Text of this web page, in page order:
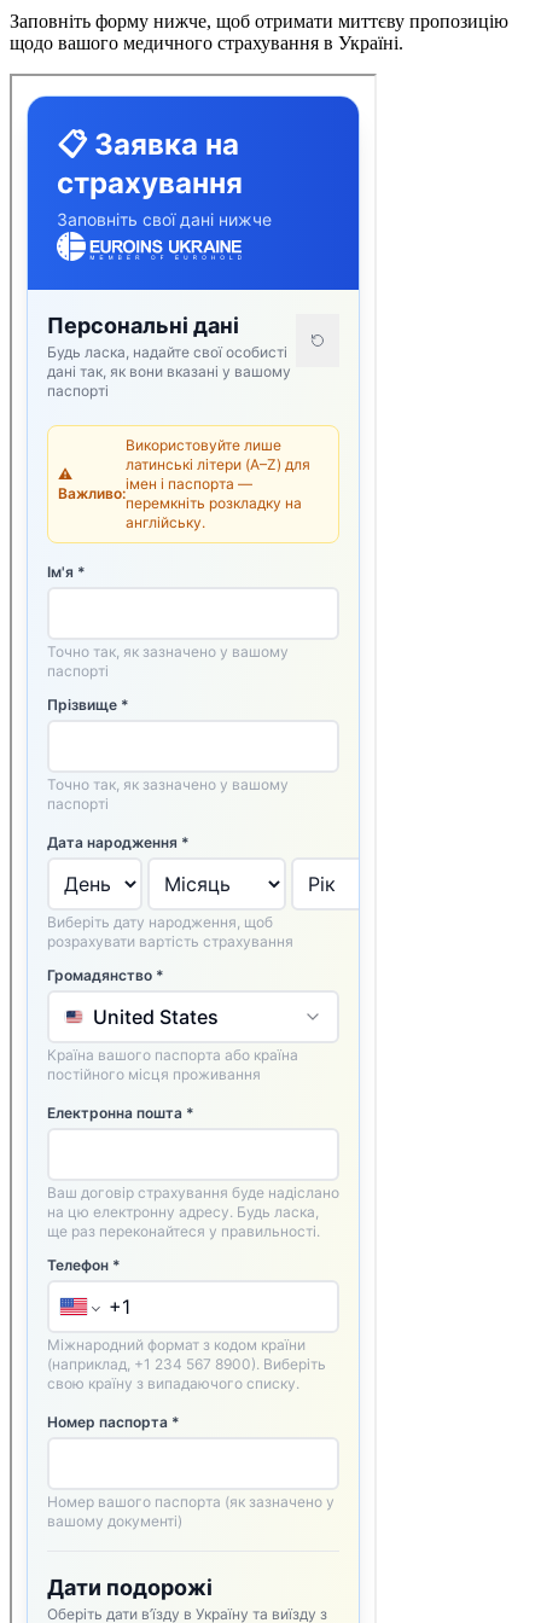
Заповніть форму нижче, щоб отримати миттєву пропозицію
щодо вашого медичного страхування в Україні.